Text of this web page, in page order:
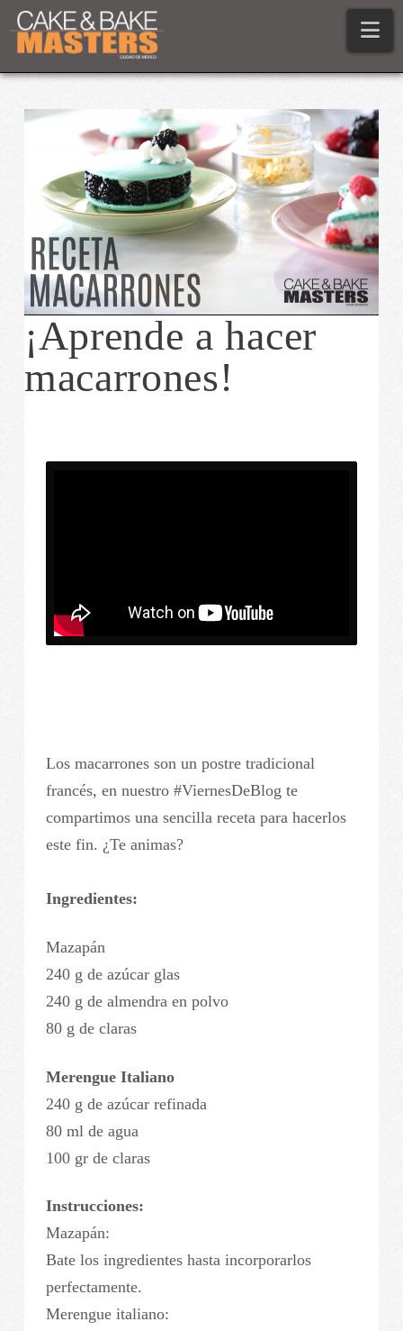
¡Aprende a hacer
macarrones!
Los macarrones son un postre tradicional
francés, en nuestro #ViernesDeBlog te
compartimos una sencilla receta para hacerlos
este fin. ¿Te animas?
Ingredientes:
Mazapán
240 g de azúcar glas
240 g de almendra en polvo
80 g de claras
Merengue Italiano
240 g de azúcar refinada
80 ml de agua
100 gr de claras
Instrucciones:
Mazapán:
Bate los ingredientes hasta incorporarlos
perfectamente.
Merengue italiano: